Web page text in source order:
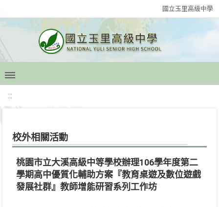
國立玉里高級中學
:::
校外相關活動
桃園市立大溪高級中等學校辦理106學年度第二
學期高中優質化輔助方案『教育桌遊及數位遊戲
發展社群』教師增能研習系列工作坊